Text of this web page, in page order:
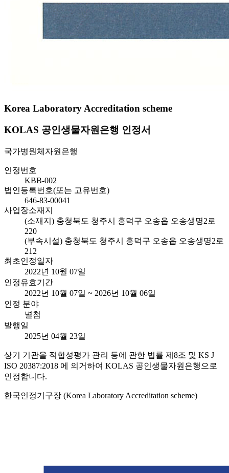
Korea Laboratory Accreditation scheme
KOLAS 공인생물자원은행 인정서
국가병원체자원은행
인정번호
KBB-002
법인등록번호(또는 고유번호)
646-83-00041
사업장소재지
(소재지) 충청북도 청주시 흥덕구 오송읍 오송생명2로
220
(부속시설) 충청북도 청주시 흥덕구 오송읍 오송생명2로
212
최초인정일자
2022년 10월 07일
인정유효기간
2022년 10월 07일 ~ 2026년 10월 06일
인정 분야
별첨
발행일
2025년 04월 23일
상기 기관을 적합성평가 관리 등에 관한 법률 제8조 및 KS J
ISO 20387:2018 에 의거하여 KOLAS 공인생물자원은행으로
인정합니다.
한국인정기구장 (Korea Laboratory Accreditation scheme)